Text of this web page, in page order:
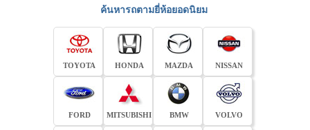
ค้นหารถตามยี่ห้อยอดนิยม
TOYOTA HONDA MAZDA NISSAN
FORD MITSUBISHI BMW VOLVO